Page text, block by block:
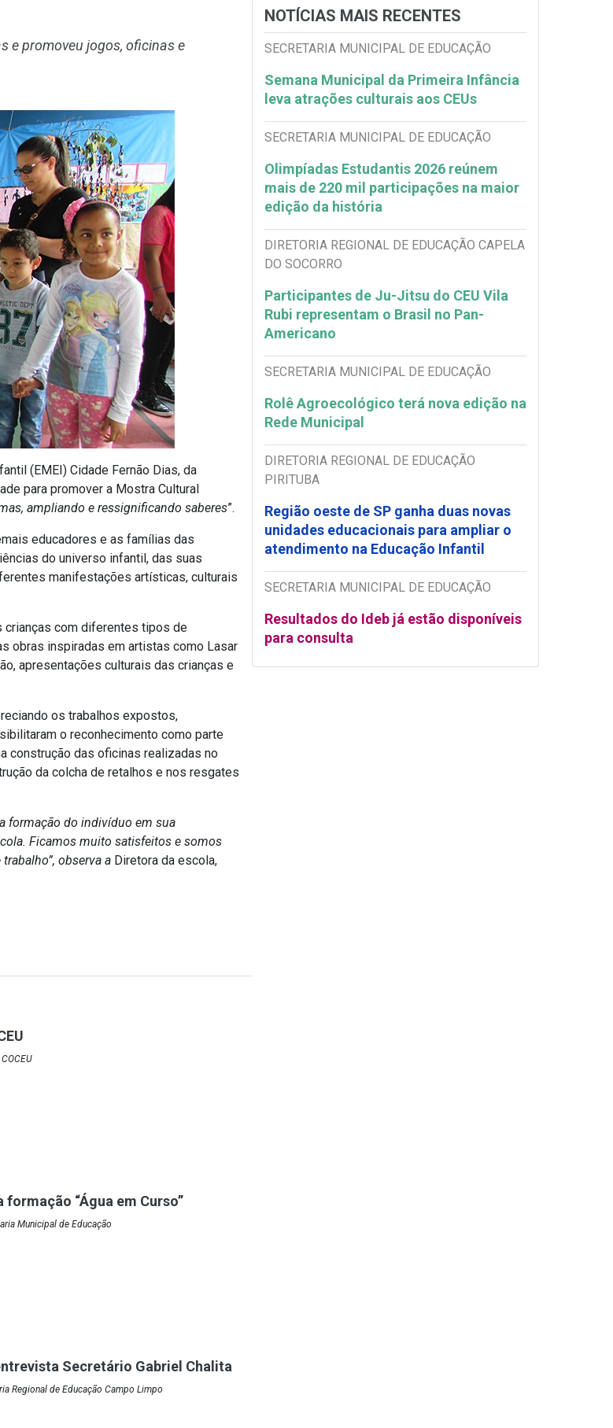
e promoveu jogos, oficinas e
(EMEI) Cidade Fernão Dias, da
para promover a Mostra Cultural
ampliando e ressignificando saberes”.
educadores e as famílias das
do universo infantil, das suas
manifestações artísticas, culturais
crianças com diferentes tipos de
obras inspiradas em artistas como Lasar
apresentações culturais das crianças e
os trabalhos expostos,
o reconhecimento como parte
construção das oficinas realizadas no
da colcha de retalhos e nos resgates
formação do indivíduo em sua
Ficamos muito satisfeitos e somos
observa a Diretora da escola,
NOTÍCIAS MAIS RECENTES
SECRETARIA MUNICIPAL DE EDUCAÇÃO
Semana Municipal da Primeira Infância
leva atrações culturais aos CEUs
SECRETARIA MUNICIPAL DE EDUCAÇÃO
Olimpíadas Estudantis 2026 reúnem
mais de 220 mil participações na maior
edição da história
DIRETORIA REGIONAL DE EDUCAÇÃO CAPELA
DO SOCORRO
Participantes de Ju-Jitsu do CEU Vila
Rubi representam o Brasil no Pan-
Americano
SECRETARIA MUNICIPAL DE EDUCAÇÃO
Rolê Agroecológico terá nova edição na
Rede Municipal
DIRETORIA REGIONAL DE EDUCAÇÃO
PIRITUBA
Região oeste de SP ganha duas novas
unidades educacionais para ampliar o
atendimento na Educação Infantil
SECRETARIA MUNICIPAL DE EDUCAÇÃO
Resultados do Ideb já estão disponíveis
para consulta
“Água em Curso”
Municipal de Educação
Secretário Gabriel Chalita
Regional de Educação Campo Limpo